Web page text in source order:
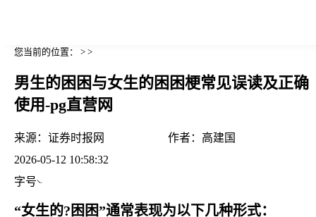
您当前的位置： > >
男生的困困与女生的困困梗常见误读及正确
使用-pg直营网
来源： 证券时报网 作者： 高建国
2026-05-12 10:58:32
字号
“女生的?困困”通常表现为以下几种形式：